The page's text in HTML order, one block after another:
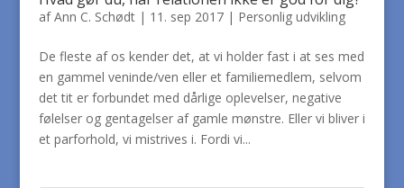
afAnn C. Schødt| 11. sep 2017| Personlig udvikling
De fleste af os kender det, at vi holder fast i at ses med
en gammel veninde/ven eller et familiemedlem, selvom
det tit er forbundet med dårlige oplevelser, negative
følelser og gentagelser af gamle mønstre. Eller vi bliver i
et parforhold, vi mistrives i. Fordi vi...